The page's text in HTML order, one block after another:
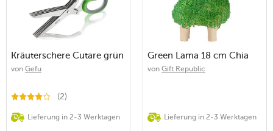
Kräuterschere Cutare grün
von Gefu
(2)
Lieferung in 2-3 Werktagen
Green Lama 18 cm Chia
von Gift Republic
Lieferung in 2-3 Werktagen